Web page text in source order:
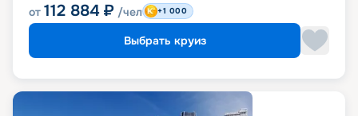
от 112 884 ₽ /чел +1 000
Выбрать круиз